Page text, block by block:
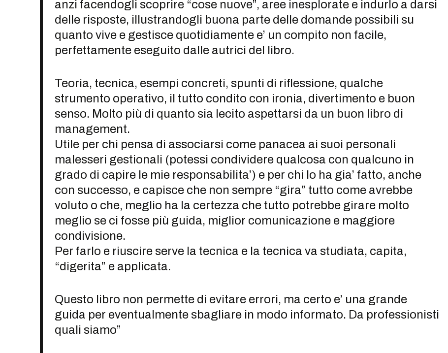
anzi facendogli scoprire “cose nuove”, aree inesplorate e indurlo a darsi
delle risposte, illustrandogli buona parte delle domande possibili su
quanto vive e gestisce quotidiamente e’ un compito non facile,
perfettamente eseguito dalle autrici del libro.
Teoria, tecnica, esempi concreti, spunti di riflessione, qualche
strumento operativo, il tutto condito con ironia, divertimento e buon
senso. Molto più di quanto sia lecito aspettarsi da un buon libro di
management.
Utile per chi pensa di associarsi come panacea ai suoi personali
malesseri gestionali (potessi condividere qualcosa con qualcuno in
grado di capire le mie responsabilita’) e per chi lo ha gia’ fatto, anche
con successo, e capisce che non sempre “gira” tutto come avrebbe
voluto o che, meglio ha la certezza che tutto potrebbe girare molto
meglio se ci fosse più guida, miglior comunicazione e maggiore
condivisione.
Per farlo e riuscire serve la tecnica e la tecnica va studiata, capita,
“digerita” e applicata.
Questo libro non permette di evitare errori, ma certo e’ una grande
guida per eventualmente sbagliare in modo informato. Da professionisti
quali siamo”